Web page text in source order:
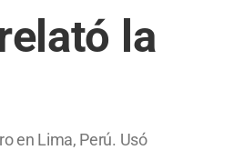
la
en Lima, Perú. Usó